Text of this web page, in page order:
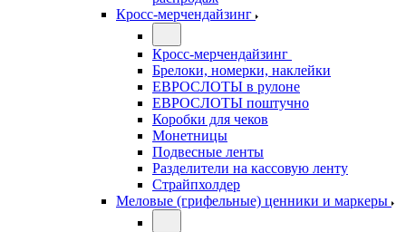
Кросс-мерчендайзинг
Кросс-мерчендайзинг
Брелоки, номерки, наклейки
ЕВРОСЛОТЫ в рулоне
ЕВРОСЛОТЫ поштучно
Коробки для чеков
Монетницы
Подвесные ленты
Разделители на кассовую ленту
Страйпхолдер
Меловые (грифельные) ценники и маркеры